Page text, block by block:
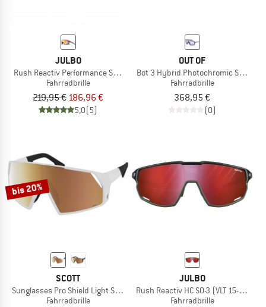
JULBO
Rush Reactiv Performance S1-3 (VLT 17 / 75%)
Fahrradbrille
219,95 € 186,96 €
5,0(5)
OUT OF
Bot 3 Hybrid Photochromic S1-3
Fahrradbrille
368,95 €
(0)
bis 20%
SCOTT
Sunglasses Pro Shield Light Sensitive S1-3
Fahrradbrille
JULBO
Rush Reactiv HC S0-3 (VLT 15-87%)
Fahrradbrille